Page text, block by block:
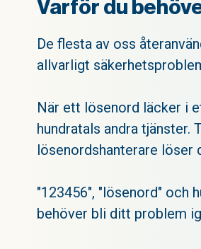
Varför du
De flesta av oss
allvarligt
När ett lösenord läcker i
hundratals andra tjänster.
lösenordshanterare löser
"123456", "lösenord" och
behöver bli ditt problem